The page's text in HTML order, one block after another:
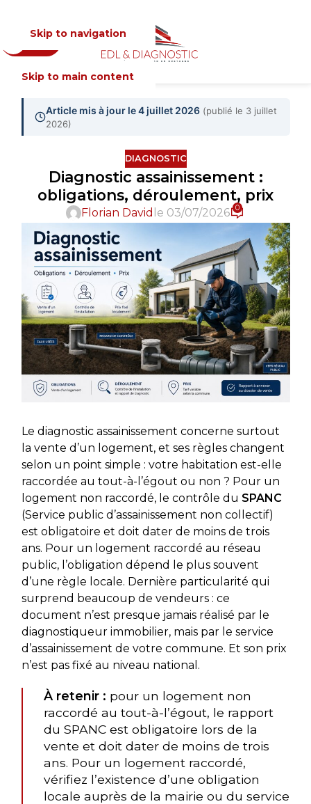
Skip to navigation
Skip to main content
MENU
Article mis à jour le 4 juillet 2026 (publié le 3 juillet
2026)
DIAGNOSTIC
Diagnostic assainissement :
obligations, déroulement, prix
Florian David le 03/07/2026 0
Le diagnostic assainissement concerne surtout
la vente d’un logement, et ses règles changent
selon un point simple : votre habitation est-elle
raccordée au tout-à-l’égout ou non ? Pour un
logement non raccordé, le contrôle du SPANC
(Service public d’assainissement non collectif)
est obligatoire et doit dater de moins de trois
ans. Pour un logement raccordé au réseau
public, l’obligation dépend le plus souvent
d’une règle locale. Dernière particularité qui
surprend beaucoup de vendeurs : ce
document n’est presque jamais réalisé par le
diagnostiqueur immobilier, mais par le service
d’assainissement de votre commune. Et son prix
n’est pas fixé au niveau national.
À retenir : pour un logement non
raccordé au tout-à-l’égout, le rapport
du SPANC est obligatoire lors de la
vente et doit dater de moins de trois
ans. Pour un logement raccordé,
vérifiez l’existence d’une obligation
locale auprès de la mairie ou du service